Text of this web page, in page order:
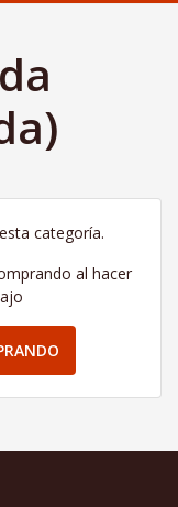
categoría.
al hacer